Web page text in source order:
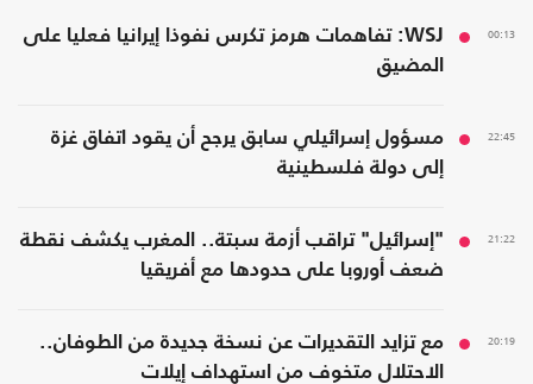
00:13
WSJ: تفاهمات هرمز تكرس نفوذا إيرانيا فعليا على
المضيق
22:45
مسؤول إسرائيلي سابق يرجح أن يقود اتفاق غزة
إلى دولة فلسطينية
21:22
"إسرائيل" تراقب أزمة سبتة.. المغرب يكشف نقطة
ضعف أوروبا على حدودها مع أفريقيا
20:19
مع تزايد التقديرات عن نسخة جديدة من الطوفان..
الاحتلال متخوف من استهداف إيلات